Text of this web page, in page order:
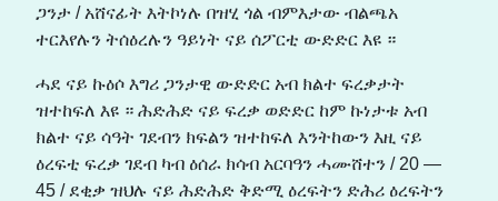
ጋንታ / አሸናፊት እትኮነሉ በዝሂ ጎል ብምእታው ብልጫአ
ተርእየሉን ትሰዕረሉን ዓይነት ናይ ሰፖርቲ ውድድር እዩ ።
ሓደ ናይ ኩዕሶ እግሪ ጋንታዊ ውድድር አብ ክልተ ፍረቃታት
ዝተከፍለ እዩ ። ሕድሕድ ናይ ፍረቃ ወድድር ከም ኩነታቱ አብ
ክልተ ናይ ሳዓት ገደብን ክፍልን ዝተከፍለ እንትከውን እዚ ናይ
ዕረፍቲ ፍረቃ ገደብ ካብ ዕሰራ ክሳብ አርባዓን ሓሙሸተን / 20 —
45 / ደቂቃ ዝህሉ ናይ ሕድሕድ ቅድሚ ዕረፍትን ድሕሪ ዕረፍትን